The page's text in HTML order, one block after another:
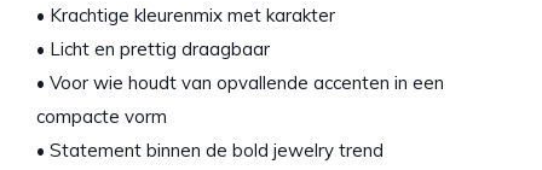
• Krachtige kleurenmix met karakter
• Licht en prettig draagbaar
• Voor wie houdt van opvallende accenten in een
compacte vorm
• Statement binnen de bold jewelry trend